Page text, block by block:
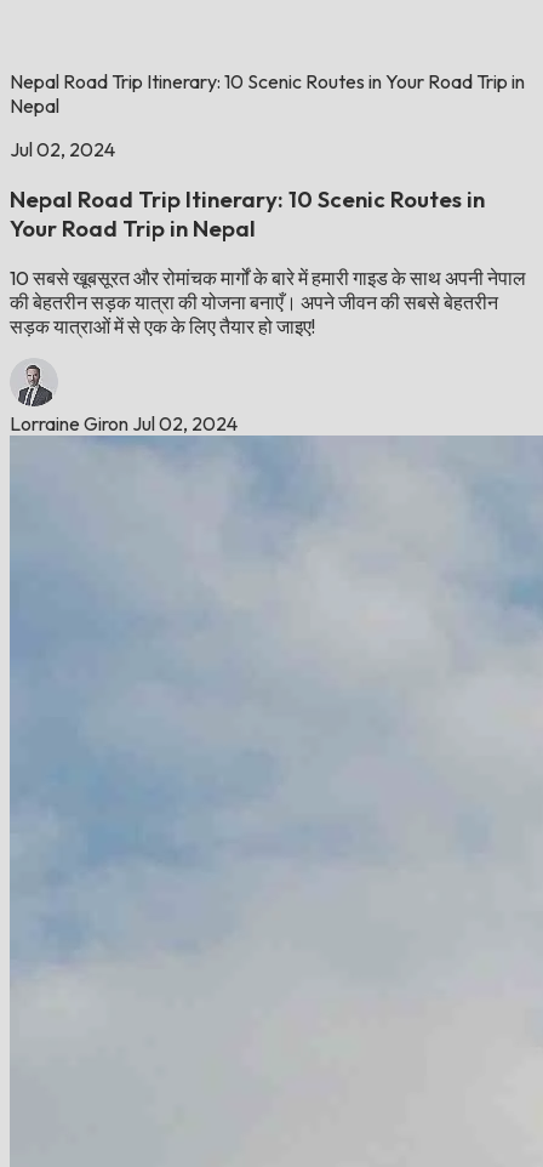
Nepal Road Trip Itinerary: 10 Scenic Routes in Your Road Trip in
Nepal
Jul 02, 2024
Nepal Road Trip Itinerary: 10 Scenic Routes in
Your Road Trip in Nepal
10 सबसे खूबसूरत और रोमांचक मार्गों के बारे में हमारी गाइड के साथ अपनी नेपाल
की बेहतरीन सड़क यात्रा की योजना बनाएँ। अपने जीवन की सबसे बेहतरीन
सड़क यात्राओं में से एक के लिए तैयार हो जाइए!
Lorraine Giron Jul 02, 2024